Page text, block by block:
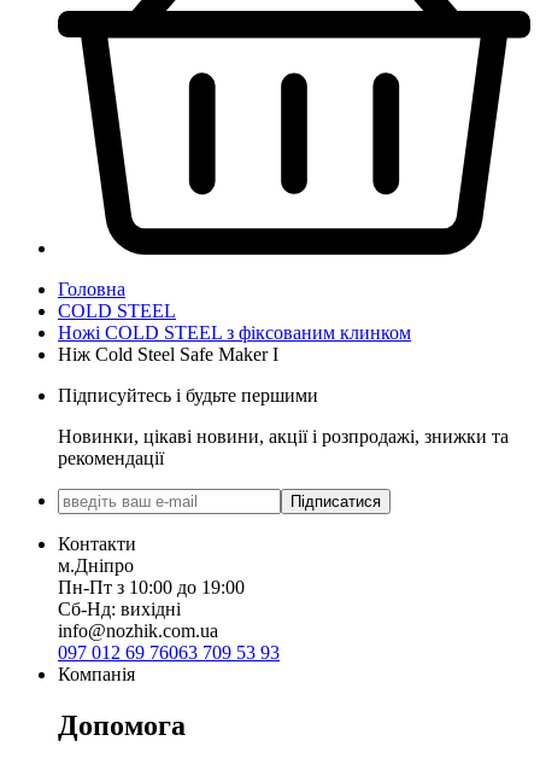
Головна
COLD STEEL
Ножі COLD STEEL з фіксованим клинком
Ніж Cold Steel Safe Maker I
Підписуйтесь і будьте першими
Новинки, цікаві новини, акції і розпродажі, знижки та
рекомендації
Підписатися
Контакти
м.Дніпро
Пн-Пт з 10:00 до 19:00
Сб-Нд: вихідні
info@nozhik.com.ua
097 012 69 76063 709 53 93
Компанія
Допомога